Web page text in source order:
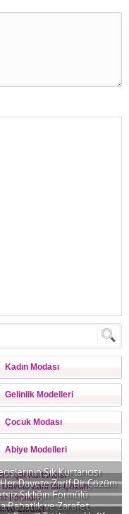
Kadın Modası
Gelinlik Modelleri
Çocuk Modası
Abiye Modelleri
Şık Kurtarıcısı
Davete Zarif Bir Çözüm
Şıklığın Formülü
Rahatlık ve Zarafet